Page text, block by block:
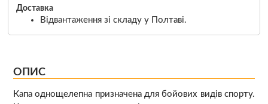
Доставка
Відвантаження зі складу у Полтаві.
ОПИС
Капа однощелепна призначена для бойових видів спорту.